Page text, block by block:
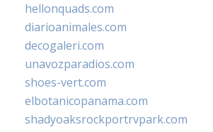
hellonquads.com
diarioanimales.com
decogaleri.com
unavozparadios.com
shoes-vert.com
elbotanicopanama.com
shadyoaksrockportrvpark.com